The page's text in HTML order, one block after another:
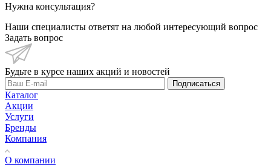
Нужна консультация?
Наши специалисты ответят на любой интересующий вопрос
Задать вопрос
Будьте в курсе наших акций и новостей
Подписаться
Каталог
Акции
Услуги
Бренды
Компания
О компании